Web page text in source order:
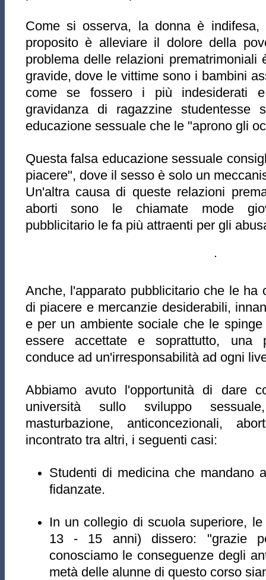
Come si osserva, la donna è
proposito è alleviare il dolore della
problema delle relazioni prematrimoniali
gravide, dove le vittime sono i bambini
come se fossero i più indesiderati
gravidanza di ragazzine
educazione sessuale che le "aprono gli
Questa falsa educazione sessuale
piacere", dove il sesso è solo un
Un'altra causa di queste relazioni
aborti sono le chiamate mode
pubblicitario le fa più attraenti per gli
Anche, l'apparato pubblicitario che le ha
di piacere e mercanzie desiderabili,
e per un ambiente sociale che le
essere accettate e soprattutto, una
conduce ad un'irresponsabilità ad ogni
Abbiamo avuto l'opportunità di dare
università sullo sviluppo
masturbazione, anticoncezionali,
incontrato tra altri, i seguenti casi:
Studenti di medicina che mandano
fidanzate.
In un collegio di scuola superiore,
13 - 15 anni) dissero: "grazie
conosciamo le conseguenze degli
metà delle alunne di questo corso